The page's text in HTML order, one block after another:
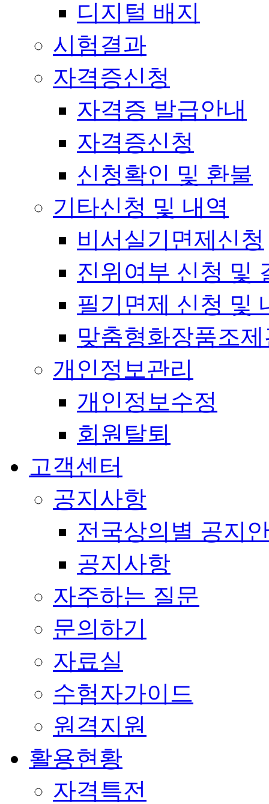
디지털 배지
시험결과
자격증신청
자격증 발급안내
자격증신청
신청확인 및 환불
기타신청 및 내역
비서실기면제신청
진위여부 신청 및
필기면제 신청 및
맞춤형화장품조
개인정보관리
개인정보수정
회원탈퇴
고객센터
공지사항
전국상의별 공지
공지사항
자주하는 질문
문의하기
자료실
수험자가이드
원격지원
활용현황
자격특전